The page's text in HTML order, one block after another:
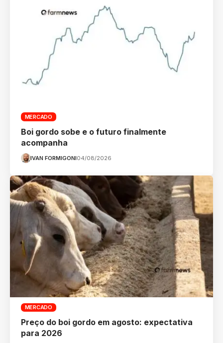
MERCADO
Boi gordo sobe e o futuro finalmente
acompanha
IVAN FORMIGONI04/08/2026
MERCADO
Preço do boi gordo em agosto: expectativa
para 2026